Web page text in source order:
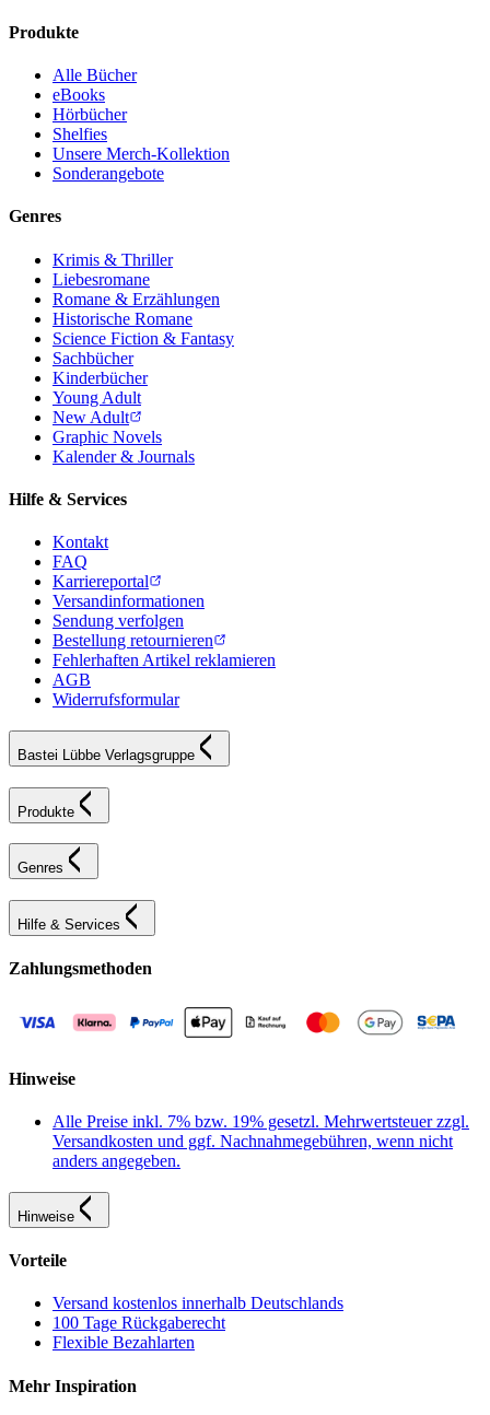
Produkte
Alle Bücher
eBooks
Hörbücher
Shelfies
Unsere Merch-Kollektion
Sonderangebote
Genres
Krimis & Thriller
Liebesromane
Romane & Erzählungen
Historische Romane
Science Fiction & Fantasy
Sachbücher
Kinderbücher
Young Adult
New Adult
Graphic Novels
Kalender & Journals
Hilfe & Services
Kontakt
FAQ
Karriereportal
Versandinformationen
Sendung verfolgen
Bestellung retournieren
Fehlerhaften Artikel reklamieren
AGB
Widerrufsformular
Bastei Lübbe Verlagsgruppe
Produkte
Genres
Hilfe & Services
Zahlungsmethoden
Hinweise
Alle Preise inkl. 7% bzw. 19% gesetzl. Mehrwertsteuer zzgl.
Versandkosten und ggf. Nachnahmegebühren, wenn nicht
anders angegeben.
Hinweise
Vorteile
Versand kostenlos innerhalb Deutschlands
100 Tage Rückgaberecht
Flexible Bezahlarten
Mehr Inspiration